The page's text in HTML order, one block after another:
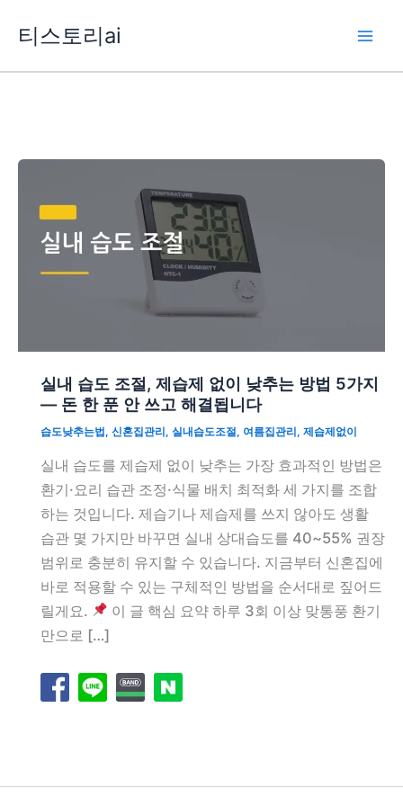
티스토리ai
실내 습도 조절, 제습제 없이 낮추는 방법 5가지
— 돈 한 푼 안 쓰고 해결됩니다
습도낮추는법 , 신혼집관리 , 실내습도조절, 여름집관리 , 제습제없이
실내 습도를 제습제 없이 낮추는 가장 효과적인 방법은
환기·요리 습관 조정·식물 배치 최적화 세 가지를 조합
하는 것입니다. 제습기나 제습제를 쓰지 않아도 생활
습관 몇 가지만 바꾸면 실내 상대습도를 40~55% 권장
범위로 충분히 유지할 수 있습니다. 지금부터 신혼집에
바로 적용할 수 있는 구체적인 방법을 순서대로 짚어드
릴게요.
이 글 핵심 요약 하루 3회 이상 맞통풍 환기
만으로 […]